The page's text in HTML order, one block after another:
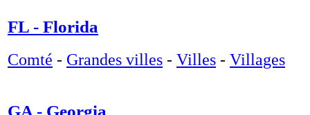
FL - Florida
Comté - Grandes villes - Villes - Villages